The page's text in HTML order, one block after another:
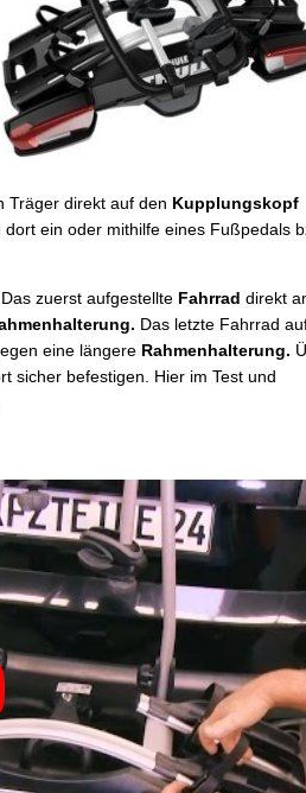
Träger direkt auf den Kupplungskopf
ein oder mithilfe eines Fußpedals
zuerst aufgestellte Fahrrad direkt
Das letzte Fahrrad
eine längere Rahmenhalterung.
sicher befestigen. Hier im Test und